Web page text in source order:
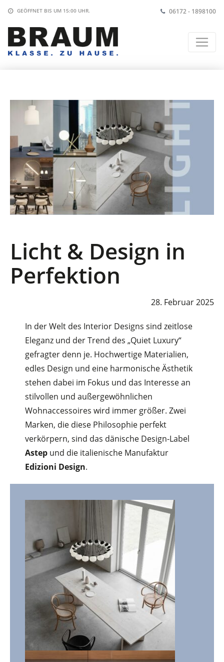
GEÖFFNET BIS UM 15:00 UHR. 06172 - 1898100
Licht & Design in
Perfektion
28. Februar 2025
In der Welt des Interior Designs sind zeitlose
Eleganz und der Trend des „Quiet Luxury“
gefragter denn je. Hochwertige Materialien,
edles Design und eine harmonische Ästhetik
stehen dabei im Fokus und das Interesse an
stilvollen und außergewöhnlichen
Wohnaccessoires wird immer größer. Zwei
Marken, die diese Philosophie perfekt
verkörpern, sind das dänische Design-Label
Astep und die italienische Manufaktur
Edizioni Design.